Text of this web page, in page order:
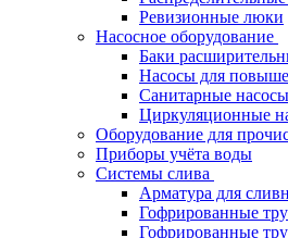
Ревизионные люки
Насосное оборудование
Баки
Насосы для
Санитарные насосы
Циркуляционные
Оборудование для
Приборы учёта воды
Системы слива
Арматура для
Гофрированные
Гофрированные